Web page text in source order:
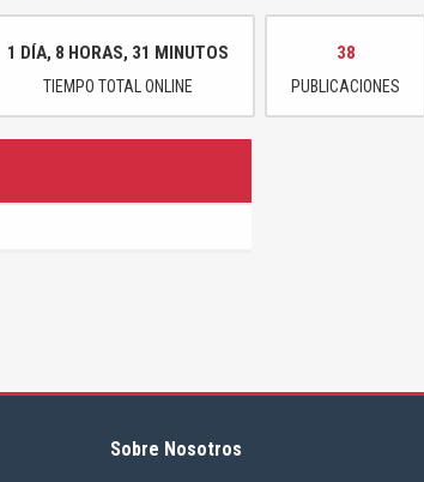
1 DÍA, 8 HORAS, 31 MINUTOS
TIEMPO TOTAL ONLINE
38
PUBLICACIONES
Sobre Nosotros